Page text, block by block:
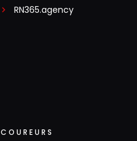
RN365.agency
COUREURS